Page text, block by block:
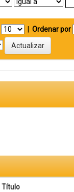
Ordenar por
Título